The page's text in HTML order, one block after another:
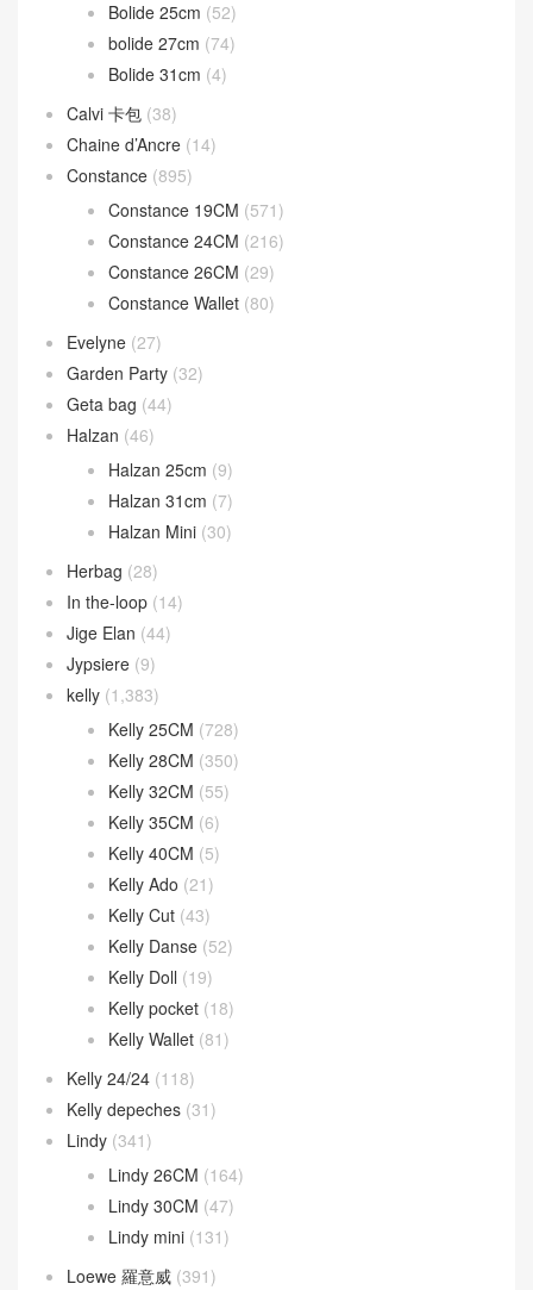
Bolide 25cm (52)
bolide 27cm (74)
Bolide 31cm (4)
Calvi 卡包 (38)
Chaine d’Ancre (14)
Constance (895)
Constance 19CM (571)
Constance 24CM (216)
Constance 26CM (29)
Constance Wallet (80)
Evelyne (27)
Garden Party (32)
Geta bag (44)
Halzan (46)
Halzan 25cm (9)
Halzan 31cm (7)
Halzan Mini (30)
Herbag (28)
In the-loop (14)
Jige Elan (44)
Jypsiere (9)
kelly (1,383)
Kelly 25CM (728)
Kelly 28CM (350)
Kelly 32CM (55)
Kelly 35CM (6)
Kelly 40CM (5)
Kelly Ado (21)
Kelly Cut (43)
Kelly Danse (52)
Kelly Doll (19)
Kelly pocket (18)
Kelly Wallet (81)
Kelly 24/24 (118)
Kelly depeches (31)
Lindy (341)
Lindy 26CM (164)
Lindy 30CM (47)
Lindy mini (131)
Loewe 羅意威 (391)